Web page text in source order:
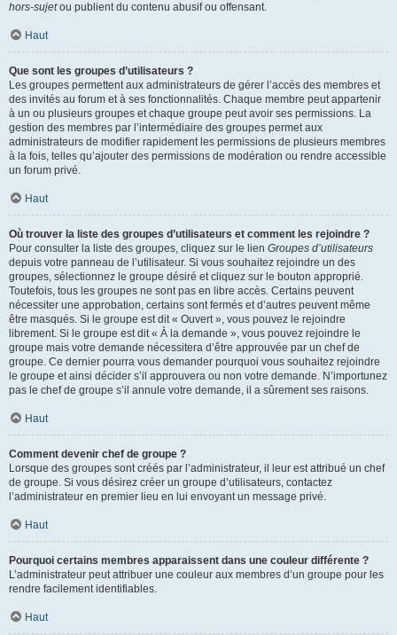
hors-sujetou publient du contenu abusif ou offensant.
Haut
Que sont les groupes d’utilisateurs ?
Les groupes permettent aux administrateurs de gérer l’accès des membres et
des invités au forum et à ses fonctionnalités. Chaque membre peut appartenir
à un ou plusieurs groupes et chaque groupe peut avoir ses permissions. La
gestion des membres par l’intermédiaire des groupes permet aux
administrateurs de modifier rapidement les permissions de plusieurs membres
à la fois, telles qu’ajouter des permissions de modération ou rendre accessible
un forum privé.
Haut
Où trouver la liste des groupes d’utilisateurs et comment les rejoindre ?
Pour consulter la liste des groupes, cliquez sur le lien Groupes d’utilisateurs
depuis votre panneau de l’utilisateur. Si vous souhaitez rejoindre un des
groupes, sélectionnez le groupe désiré et cliquez sur le bouton approprié.
Toutefois, tous les groupes ne sont pas en libre accès. Certains peuvent
nécessiter une approbation, certains sont fermés et d’autres peuvent même
être masqués. Si le groupe est dit « Ouvert », vous pouvez le rejoindre
librement. Si le groupe est dit « À la demande », vous pouvez rejoindre le
groupe mais votre demande nécessitera d’être approuvée par un chef de
groupe. Ce dernier pourra vous demander pourquoi vous souhaitez rejoindre
le groupe et ainsi décider s’il approuvera ou non votre demande. N’importunez
pas le chef de groupe s’il annule votre demande, il a sûrement ses raisons.
Haut
Comment devenir chef de groupe ?
Lorsque des groupes sont créés par l’administrateur, il leur est attribué un chef
de groupe. Si vous désirez créer un groupe d’utilisateurs, contactez
l’administrateur en premier lieu en lui envoyant un message privé.
Haut
Pourquoi certains membres apparaissent dans une couleur différente ?
L’administrateur peut attribuer une couleur aux membres d’un groupe pour les
rendre facilement identifiables.
Haut